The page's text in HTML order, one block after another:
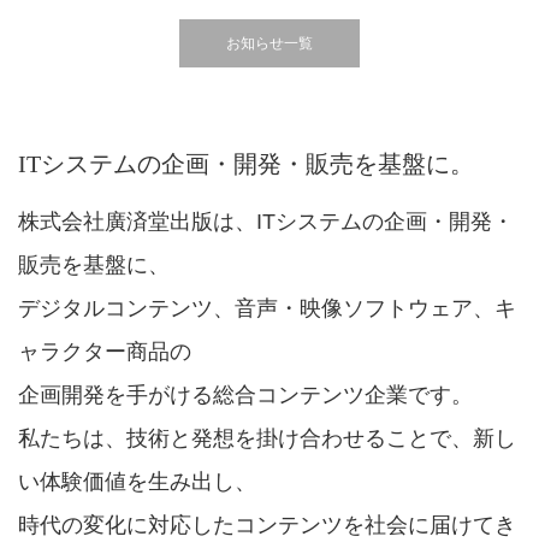
お知らせ一覧
ITシステムの企画・開発・販売を基盤に。
株式会社廣済堂出版は、ITシステムの企画・開発・
販売を基盤に、
デジタルコンテンツ、音声・映像ソフトウェア、キ
ャラクター商品の
企画開発を手がける総合コンテンツ企業です。
私たちは、技術と発想を掛け合わせることで、新し
い体験価値を生み出し、
時代の変化に対応したコンテンツを社会に届けてき